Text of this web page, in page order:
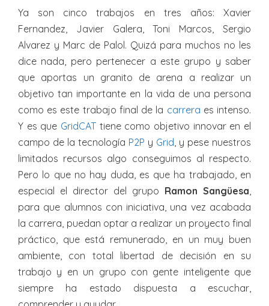
Ya son cinco trabajos en tres años: Xavier
Fernandez, Javier Galera, Toni Marcos, Sergio
Alvarez y Marc de Palol. Quizá para muchos no les
dice nada, pero pertenecer a este grupo y saber
que aportas un granito de arena a realizar un
objetivo tan importante en la vida de una persona
como es este trabajo final de la carrera es intenso.
Y es que GridCAT tiene como objetivo innovar en el
campo de la tecnología P2P y Grid , y pese nuestros
limitados recursos algo conseguimos al respecto.
Pero lo que no hay duda, es que ha trabajado, en
especial el director del grupo Ramon Sangüesa
para que alumnos con iniciativa, una vez acabada
la carrera, puedan optar a realizar un proyecto final
práctico, que está remunerado, en un muy buen
ambiente, con total libertad de decisión en su
trabajo y en un grupo con gente inteligente que
siempre ha estado dispuesta a escuchar,